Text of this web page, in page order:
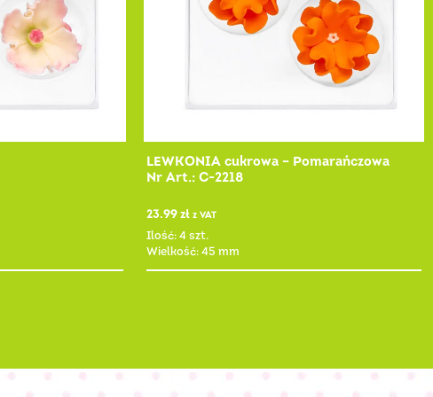
LEWKONIA cukrowa – Pomarańczowa
Nr Art.: C-2218
23.99 zł z VAT
Ilość: 4 szt.
Wielkość: 45 mm